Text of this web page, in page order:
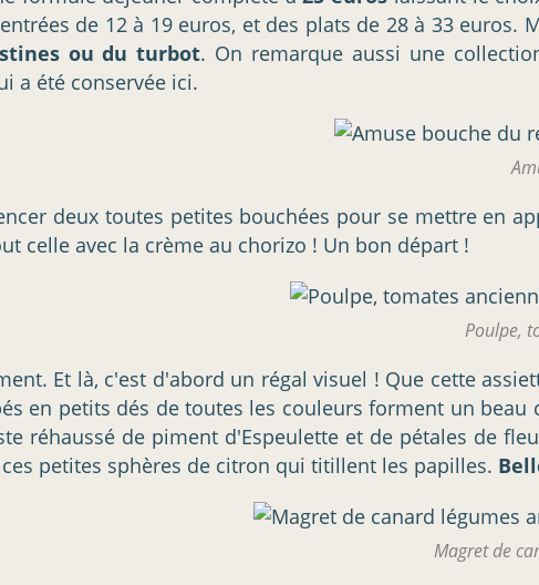
de 12 à 19 euros, et des plats de 28 à 33
ou du turbot. On remarque aussi une
a été conservée ici.
deux toutes petites bouchées pour se mettre en
celle avec la crème au chorizo ! Un bon départ !
Poulpe,
Et là, c'est d'abord un régal visuel ! Que cette
en petits dés de toutes les couleurs forment un
réhaussé de piment d'Espeulette et de pétales de
petites sphères de citron qui titillent les papilles.
Magret de